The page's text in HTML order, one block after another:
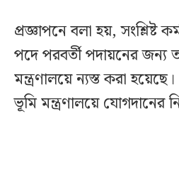
প্রজ্ঞাপনে বলা হয়, সংশ্লিষ্ট
পদে পরবর্তী পদায়নের জন্য
মন্ত্রণালয়ে ন্যস্ত করা
ভূমি মন্ত্রণালয়ে যোগদানের